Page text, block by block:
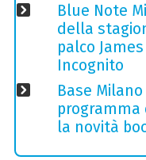
Blue Note
della
palco
Incognito
Base
programma
la novità